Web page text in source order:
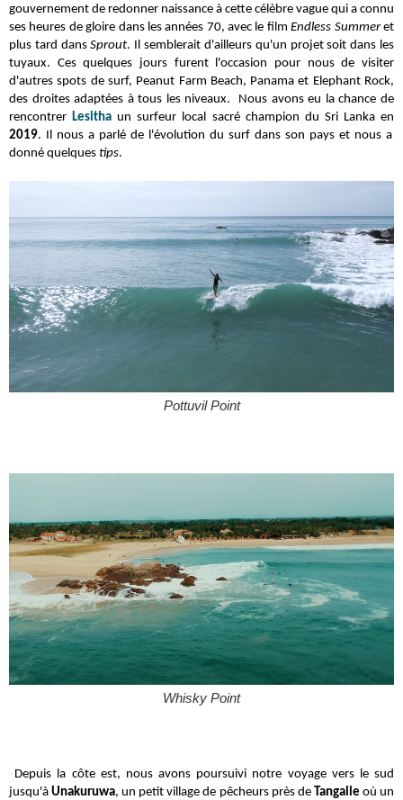
gouvernement de redonner naissance à cette célèbre vague qui a connu
ses heures de gloire dans les années 70, avec le filmEndless Summeret
plus tard dansSprout. Il semblerait d'ailleurs qu'un projet soit dans les
tuyaux. Ces quelques jours furent l'occasion pour nous de visiter
d'autres spots de surf, Peanut Farm Beach, Panama et Elephant Rock,
des droites adaptées à tous les niveaux. Nous avons eu la chance de
rencontrerLesitha un surfeur local sacré champion du Sri Lanka en
2019. Il nous a parlé de l'évolution du surf dans son pays et nous a
donné quelques tips.
Pottuvil Point
Whisky Point
Depuis la côte est, nous avons poursuivi notre voyage vers le sud
jusqu'àUnakuruwa, un petit village de pêcheurs près de Tangalle où un